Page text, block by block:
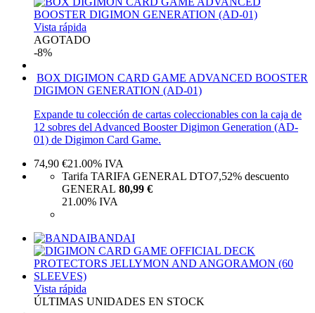
Vista rápida
AGOTADO
-8%
BOX DIGIMON CARD GAME ADVANCED BOOSTER
DIGIMON GENERATION (AD-01)
Expande tu colección de cartas coleccionables con la caja de
12 sobres del Advanced Booster Digimon Generation (AD-
01) de Digimon Card Game.
74,90 €21.00% IVA
Tarifa TARIFA GENERAL DTO7,52% descuento
GENERAL 80,99 €
21.00% IVA
BANDAI
Vista rápida
ÚLTIMAS UNIDADES EN STOCK